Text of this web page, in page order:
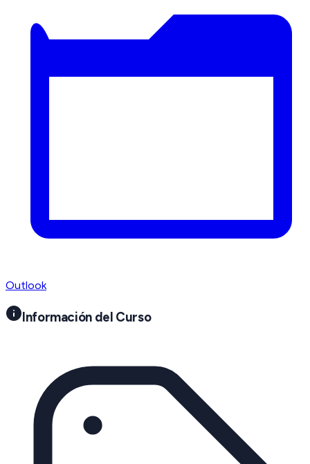
Outlook
Información del Curso